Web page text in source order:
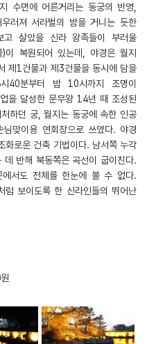
수면에 어른거리는 동궁의 반영,
러져 서라벌의 밤을 거니는 듯한
살았을 신라 왕족들이 부러울
이 복원되어 있는데, 야경은 월지
제1건물과 제3건물을 동시에 담을
40분부터 밤 10시까지 조명이
을 달성한 문무왕 14년 때 조성된
하던 궁, 월지는 동궁에 속한 인공
맞이용 연회장으로 쓰였다. 야경
화로운 건축 기법이다. 남서쪽 누각
반해 북동쪽은 곡선이 굽이친다.
서도 전체를 한눈에 볼 수 없다.
보이도록 한 신라인들의 뛰어난